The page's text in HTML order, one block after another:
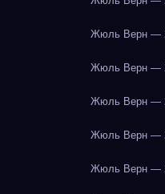
Жюль Верн —
Жюль Верн —
Жюль Верн —
Жюль Верн —
Жюль Верн —